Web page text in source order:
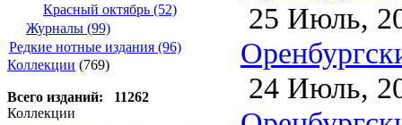
Красный октябрь (52)
Журналы (99)
Редкие нотные издания (96)
Коллекции (769)
Всего изданий: 11262
Коллекции
25 Июль,
24 Июль,